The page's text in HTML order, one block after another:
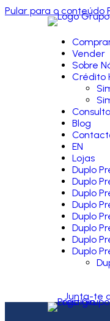
Pular para o conteúdo
Vender
Sobre
Crédito
Blog
EN
Lojas
Duplo
Duplo
Duplo
Duplo
Duplo
Duplo
Duplo
Duplo
Junta-te